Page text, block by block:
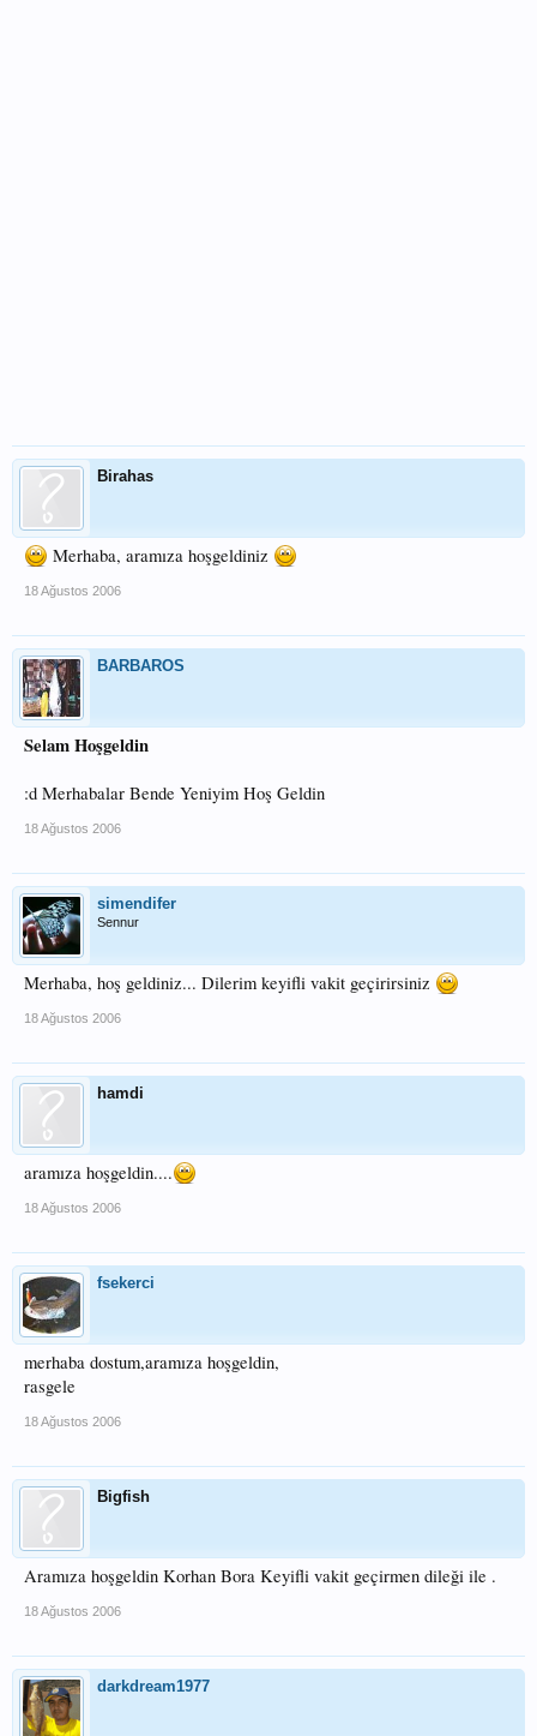
Birahas
Merhaba, aramıza hoşgeldiniz
18 Ağustos 2006
BARBAROS
Selam Hoşgeldin
:d Merhabalar Bende Yeniyim Hoş Geldin
18 Ağustos 2006
simendifer
Sennur
Merhaba, hoş geldiniz... Dilerim keyifli vakit geçirirsiniz
18 Ağustos 2006
hamdi
aramıza hoşgeldin....
18 Ağustos 2006
fsekerci
merhaba dostum,aramıza hoşgeldin,
rasgele
18 Ağustos 2006
Bigfish
Aramıza hoşgeldin Korhan Bora Keyifli vakit geçirmen dileği ile .
18 Ağustos 2006
darkdream1977